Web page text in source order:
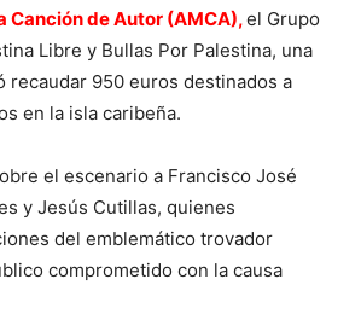
Canción de Autor (AMCA),el Grupo
Libre y Bullas Por Palestina, una
recaudar 950 euros destinados a
en la isla caribeña.
el escenario a Francisco José
y Jesús Cutillas, quienes
del emblemático trovador
comprometido con la causa